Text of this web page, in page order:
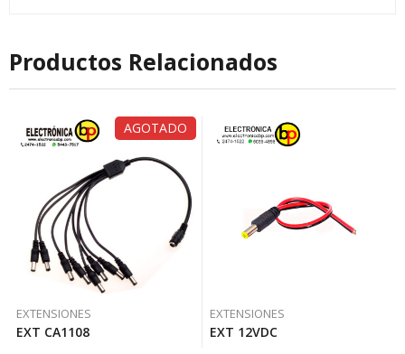
Productos Relacionados
AGOTADO
EXTENSIONES
EXT CA1108
EXTENSIONES
EXT 12VDC